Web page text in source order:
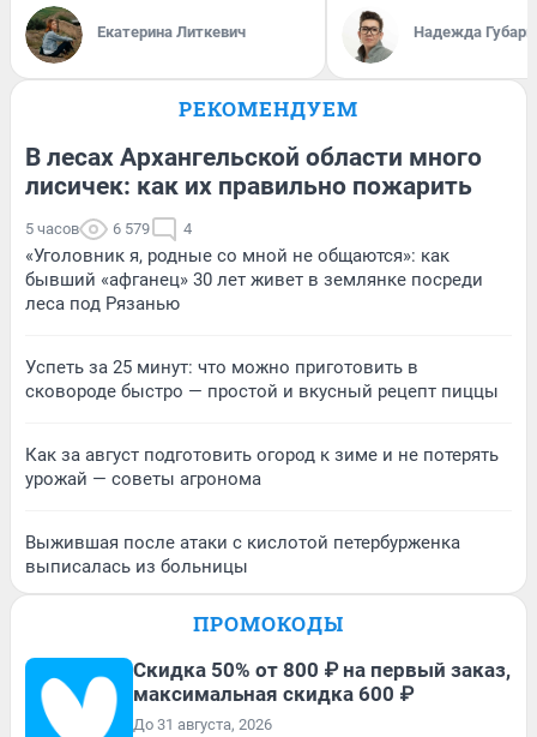
Екатерина Литкевич Надежда Губарь
РЕКОМЕНДУЕМ
В лесах Архангельской области много
лисичек: как их правильно пожарить
5 часов 6 579 4
«Уголовник я, родные со мной не общаются»: как
бывший «афганец» 30 лет живет в землянке посреди
леса под Рязанью
Успеть за 25 минут: что можно приготовить в
сковороде быстро — простой и вкусный рецепт пиццы
Как за август подготовить огород к зиме и не потерять
урожай — советы агронома
Выжившая после атаки с кислотой петербурженка
выписалась из больницы
ПРОМОКОДЫ
Скидка 50% от 800 ₽ на первый заказ,
максимальная скидка 600 ₽
До 31 августа, 2026